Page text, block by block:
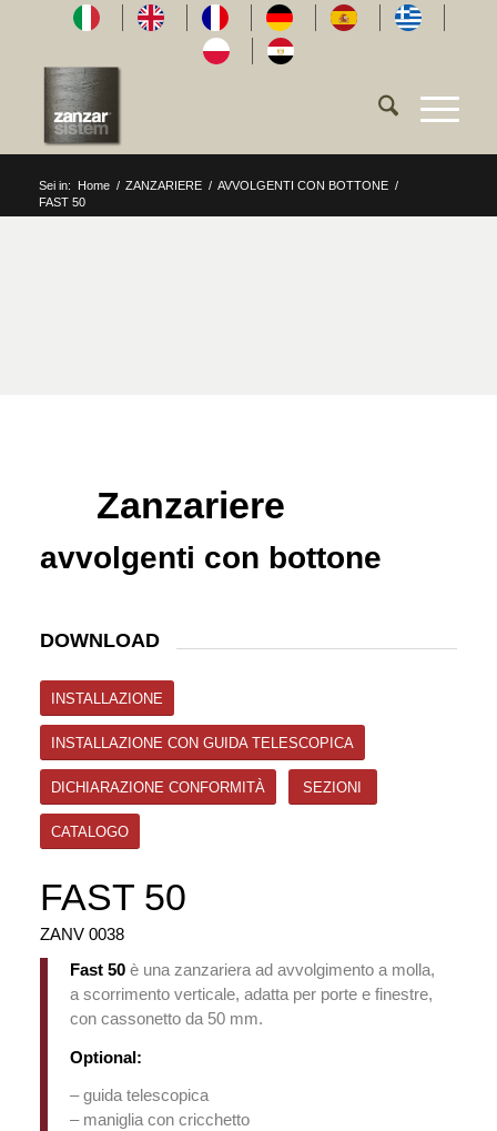
Sei in: Home / ZANZARIERE / AVVOLGENTI CON BOTTONE /
FAST 50
Zanzariere
avvolgenti con bottone
DOWNLOAD
INSTALLAZIONE
INSTALLAZIONE CON GUIDA TELESCOPICA
DICHIARAZIONE CONFORMITÀ SEZIONI
CATALOGO
FAST 50
ZANV 0038
Fast 50è una zanzariera ad avvolgimento a molla,
a scorrimento verticale, adatta per porte e finestre,
con cassonetto da 50 mm.
Optional:
– guida telescopica
– maniglia con cricchetto